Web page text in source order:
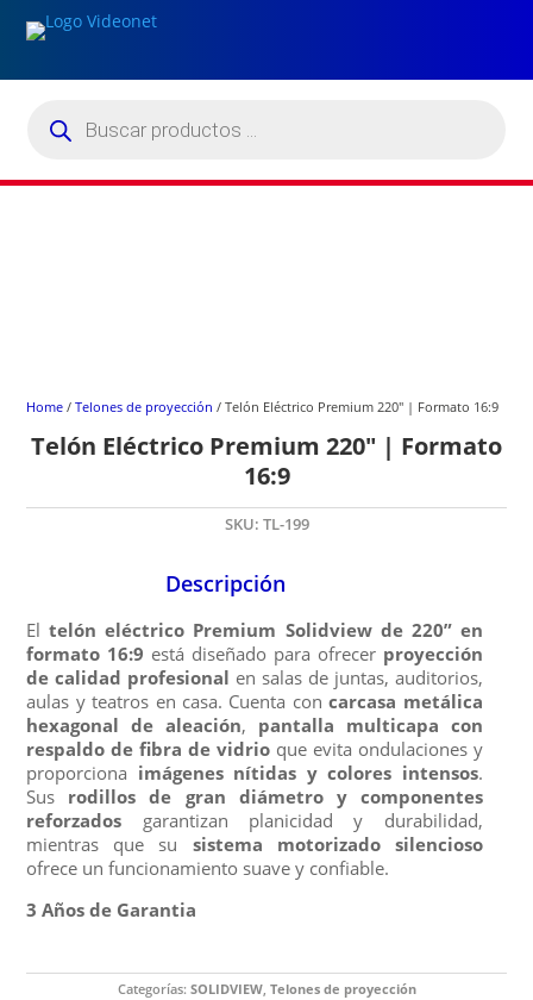
productos
Home /Telones de proyección / Telón Eléctrico Premium 220″ | Formato 16:9
Telón Eléctrico Premium 220″ | Formato
16:9
SKU: TL-199
Descripción
Eltelón eléctrico Premium Solidview de 220” en
formato 16:9 está diseñado para ofrecer proyección
de calidad profesional en salas de juntas, auditorios,
aulas y teatros en casa. Cuenta concarcasa metálica
hexagonal de aleación, pantalla multicapa con
respaldo de fibra de vidrio que evita ondulaciones y
proporciona imágenes nítidas y colores intensos.
Sus rodillos de gran diámetro y componentes
reforzados garantizan planicidad y durabilidad,
mientras que su sistema motorizado silencioso
ofrece un funcionamiento suave y confiable.
3 Años de Garantia
Categorías: SOLIDVIEW, Telones de proyección